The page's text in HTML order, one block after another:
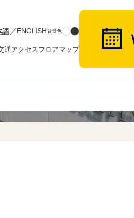
語／ENGLISH背景色
通アクセスフロアマップ